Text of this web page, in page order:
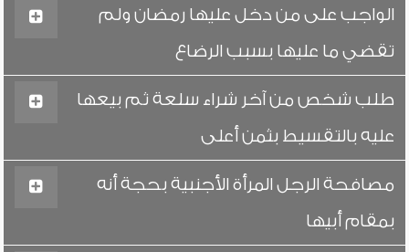
الواجب على من دخل عليها رمضان ولم
تقضي ما عليها بسبب الرضاع
طلب شخص من آخر شراء سلعة ثم بيعها
عليه بالتقسيط بثمن أعلى
مصافحة الرجل المرأة الأجنبية بحجة أنه
بمقام أبيها